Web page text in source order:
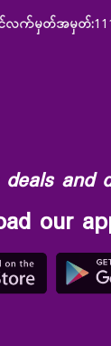
တင်လက်မှတ်အမှတ်:
and
our